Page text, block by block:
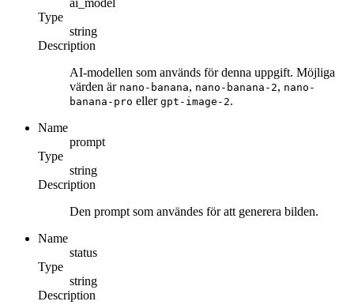
ai_model
Type
string
Description
AI-modellen som används för denna uppgift. Möjliga
värden är nano-banana, nano-banana-2, nano-
banana-pro eller gpt-image-2.
Name
prompt
Type
string
Description
Den prompt som användes för att generera bilden.
Name
status
Type
string
Description